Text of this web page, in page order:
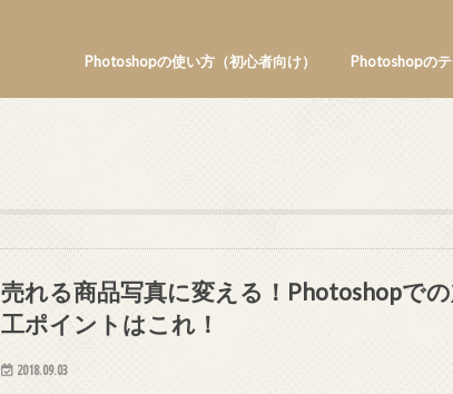
Photoshopの使い方（初心者向け） Photoshopの
売れる商品写真に変える！Photoshopで
工ポイントはこれ！
2018.09.03